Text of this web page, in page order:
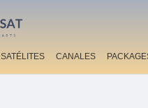
SATÉLITES CANALES